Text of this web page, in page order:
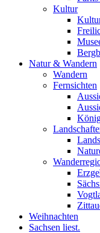
Kultur
Natur & Wandern
Wandern
Fernsichten
Weihnachten
Sachsen liest.